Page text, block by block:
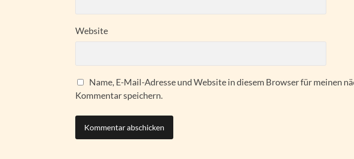
Website
Name, E-Mail-Adresse und Website in diesem Browser für meinen
Kommentar speichern.